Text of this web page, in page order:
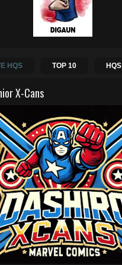
HQS TOP 10 HQS
X-Cans